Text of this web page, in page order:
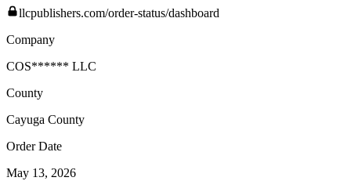
llcpublishers.com/order-status/dashboard
Company
COS****** LLC
County
Cayuga County
Order Date
May 13, 2026